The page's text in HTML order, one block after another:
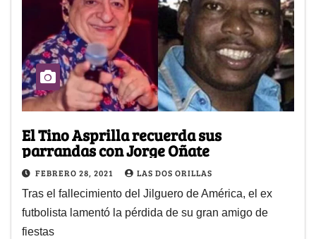
El Tino Asprilla recuerda sus
parrandas con Jorge Oñate
FEBRERO 28, 2021 LAS DOS ORILLAS
Tras el fallecimiento del Jilguero de América, el ex
futbolista lamentó la pérdida de su gran amigo de
fiestas